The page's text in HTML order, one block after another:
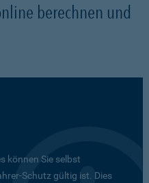
berechnen und
können Sie selbst
Schutz gültig ist. Dies